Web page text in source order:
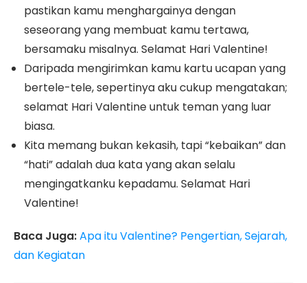
pastikan kamu menghargainya dengan
seseorang yang membuat kamu tertawa,
bersamaku misalnya. Selamat Hari Valentine!
Daripada mengirimkan kamu kartu ucapan yang
bertele-tele, sepertinya aku cukup mengatakan;
selamat Hari Valentine untuk teman yang luar
biasa.
Kita memang bukan kekasih, tapi “kebaikan” dan
“hati” adalah dua kata yang akan selalu
mengingatkanku kepadamu. Selamat Hari
Valentine!
Baca Juga:Apa itu Valentine? Pengertian, Sejarah,
dan Kegiatan